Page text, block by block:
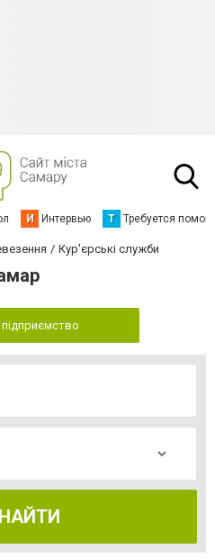
И Интервью Т Требуется
Кур'єрські служби